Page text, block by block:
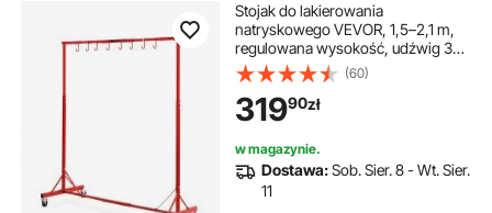
Stojak do lakierowania
natryskowego VEVOR, 1,5–2,1 m,
regulowana wysokość, udźwig 30
kg, stojak do lakierowania
natryskowego samochodów,
stojak do suszenia lakieru z 8
hakami i 4 kółkami obrotowymi,
stojak do warsztatów
samochodowych i garaży
(60)
31990zł
w magazynie.
Dostawa:Sob. Sier. 8 - Wt. Sier.
11